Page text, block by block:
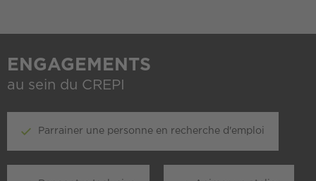
ENGAGEMENTS
au sein du CREPI
Parrainer une personne en recherche d'emploi